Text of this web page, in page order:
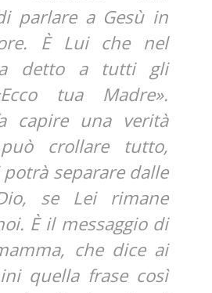
parlare a Gesù in
È Lui che nel
detto a tutti gli
tua Madre».
capire una verità
crollare tutto,
separare dalle
se Lei rimane
È il messaggio di
che dice ai
quella frase così